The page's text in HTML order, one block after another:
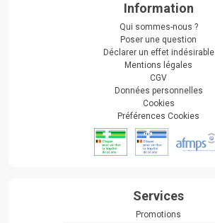
Information
Qui sommes-nous ?
Poser une question
Déclarer un effet indésirable
Mentions légales
CGV
Données personnelles
Cookies
Préférences Cookies
Services
Promotions